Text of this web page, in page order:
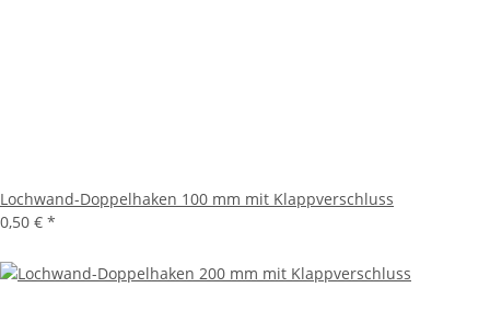
Lochwand-Doppelhaken 100 mm mit Klappverschluss
0,50 € *